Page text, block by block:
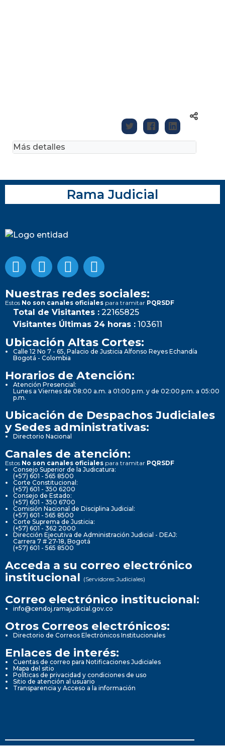
Más detalles
Rama Judicial
Nuestras redes sociales:
Estos No son canales oficiales para tramitar PQRSDF
Total de Visitantes : 22165825
Visitantes Últimas 24 horas : 103611
Ubicación Altas Cortes:
Calle 12 No 7 - 65, Palacio de Justicia Alfonso Reyes Echandía
Bogotá - Colombia
Horarios de Atención:
Atención Presencial:
Lunes a Viernes de 08:00 a.m. a 01:00 p.m. y de 02:00 p.m. a 05:00
p.m.
Ubicación de Despachos Judiciales
y Sedes administrativas:
Directorio Nacional
Canales de atención:
Estos No son canales oficiales para tramitar PQRSDF
Consejo Superior de la Judicatura:
(+57) 601 - 565 8500
Corte Constitucional:
(+57) 601 - 350 6200
Consejo de Estado:
(+57) 601 - 350 6700
Comisión Nacional de Disciplina Judicial:
(+57) 601 - 565 8500
Corte Suprema de Justicia:
(+57) 601 - 362 2000
Dirección Ejecutiva de Administración Judicial - DEAJ:
Carrera 7 # 27-18, Bogotá
(+57) 601 - 565 8500
Acceda a su correo electrónico
institucional (Servidores Judiciales)
Correo electrónico institucional:
info@cendoj.ramajudicial.gov.co
Otros Correos electrónicos:
Directorio de Correos Electrónicos Institucionales
Enlaces de interés:
Cuentas de correo para Notificaciones Judiciales
Mapa del sitio
Políticas de privacidad y condiciones de uso
Sitio de atención al usuario
Transparencia y Acceso a la información